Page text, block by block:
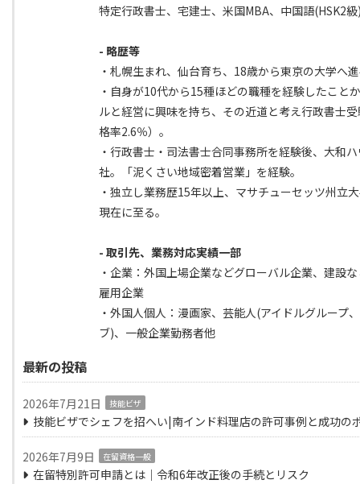
特定行政書士、宅建士、米国MBA、中国語(HSK2
- 略歴等
・札幌生まれ、仙台育ち、18歳から東京の大学へ
・自身が10代から15種ほどの職種を経験したこと
ルと経営に興味を持ち、その近道と考え行政書士
格率2.6％）。
・行政書士・司法書士合同事務所を経験後、大和
社。「泥くさい地域密着営業」を経験。
・独立し業務歴15年以上、マサチューセッツ州立
現在に至る。
- 取引先、業務対応実績一部
・企業：外国上場企業などグローバル企業、建設
雇用企業
・外国人個人：漫画家、芸能人(アイドルグループ
ブ)、一般企業勤務者他
最新の投稿
2026年7月21日 技能ビザ
技能ビザでシェフを招へい|南インド料理店の許可事例と成功の
2026年7月9日 在留資格一般
在留特別許可申請とは｜令和6年改正後の手続とリスク